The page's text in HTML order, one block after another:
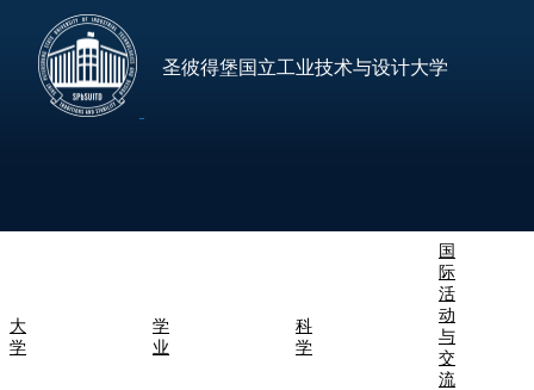
圣彼得堡国立工业技术与设计大学
大
学
学
业
科
学
国
际
活
动
与
交
流